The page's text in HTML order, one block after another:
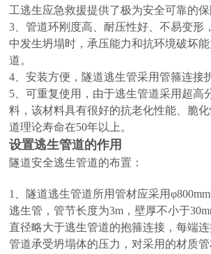
工逃生应急救援提供了极为安全可靠的保
3、管道环刚度高、耐压性好、不易变形
中发生坍塌时，承压能力和抗环境破坏
道。
4、安装方便，隧道逃生管采用管箍连接
5、可重复使用，由于逃生管道采用超高
料，该材料具有很好的抗老化性能、脆
道理论寿命在50年以上。
设置逃生管道的作用
隧道安全逃生管道的布置：
1、隧道逃生管道所用管材应采用
逃生管，管节长度为3m，壁厚不小于
直径略大于逃生管道的抱箍连接，每端
管道承受坍塌体的压力，对采用的材质